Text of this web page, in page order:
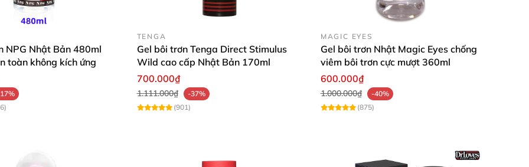
NPG Nhật Bản 480ml
toàn không kích ứng
TENGA
Gel bôi trơn Tenga Direct Stimulus
Wild cao cấp Nhật Bản 170ml
700.000₫
1.111.000₫
-37%
(901)
MAGIC EYES
Gel bôi trơn Nhật Magic Eyes chống
viêm bôi trơn cực mượt 360ml
600.000₫
1.000.000₫
-40%
(875)